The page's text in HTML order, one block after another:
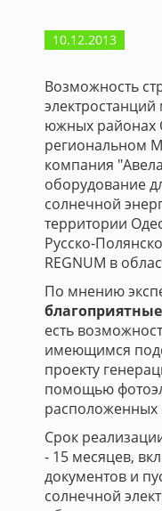
10.12.2013
Возможность
южных районах
региональном
компания
оборудование
солнечной
территории
Русско-
REGNUM в
По мнению
благоприятные
есть
имеющимся
проекту
помощью
расположенных
Срок
- 15 месяцев,
документов и
солнечной